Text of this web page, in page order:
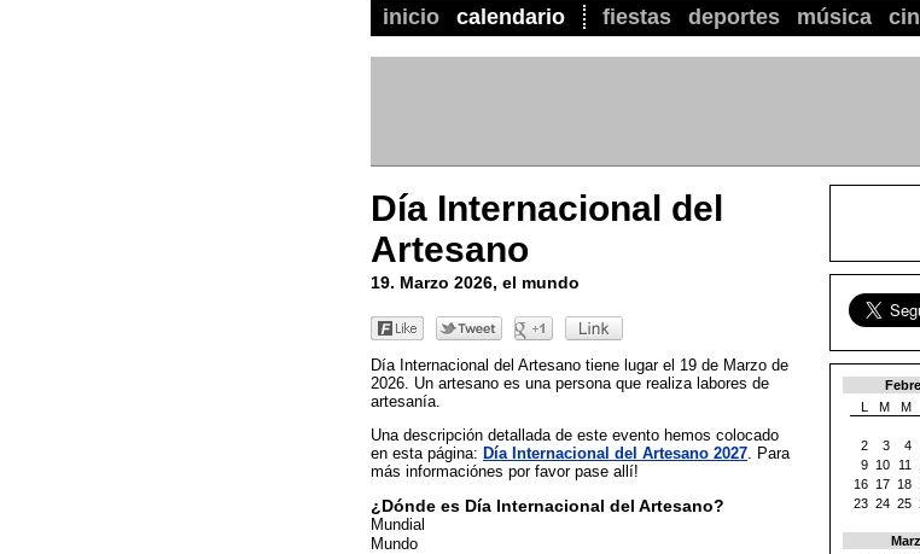
inicio calendario fiestas deportes música
Día Internacional del
Artesano
19. Marzo 2026, el mundo
Día Internacional del Artesano tiene lugar el 19 de Marzo de
2026. Un artesano es una persona que realiza labores de
artesanía.
Una descripción detallada de este evento hemos colocado
en esta página: Día Internacional del Artesano 2027 . Para
más informaciónes por favor pase allí!
¿Dónde es Día Internacional del Artesano?
Mundial
Mundo
L
M M
2
3 4
9 10 11
16 17 18
23 24 25